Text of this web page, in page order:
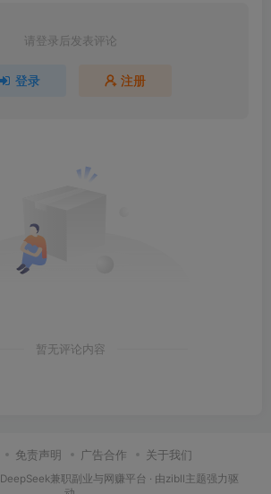
请登录后发表评论
登录 注册
暂无评论内容
免责声明 广告合作 关于我们
DeepSeek兼职副业与网赚平台 · 由zibll主题强力驱